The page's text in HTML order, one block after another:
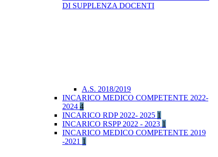
DI SUPPLENZA DOCENTI
A.S. 2018/2019
INCARICO MEDICO COMPETENTE 2022-
2024 4
INCARICO RDP 2022- 2025 1
INCARICO RSPP 2022 - 2023 1
INCARICO MEDICO COMPETENTE 2019
-2021 1